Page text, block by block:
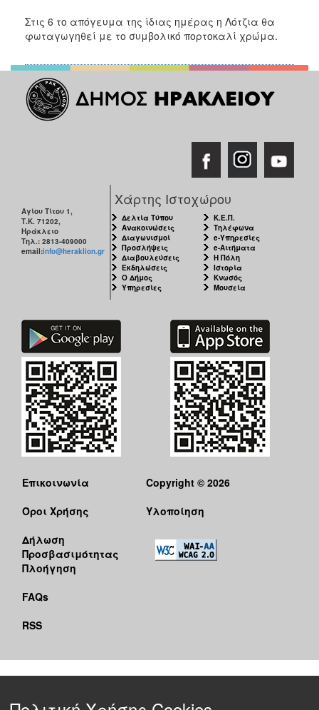
Στις 6 το απόγευμα της ίδιας ημέρας η Λότζια θα
φωταγωγηθεί με το συμβολικό πορτοκαλί χρώμα.
Αγίου Τίτου 1,
Τ.Κ. 71202,
Ηράκλειο
Τηλ.: 2813-409000
email:info@heraklion.gr
Χάρτης Ιστοχώρου
Δελτία Τύπου
Ανακοινώσεις
Διαγωνισμοί
Προσλήψεις
Διαβουλεύσεις
Εκδηλώσεις
Ο Δήμος
Υπηρεσίες
Κ.Ε.Π.
Τηλέφωνα
e-Υπηρεσίες
e-Αιτήματα
Η Πόλη
Ιστορία
Κνωσός
Μουσεία
Επικοινωνία
Όροι Χρήσης
Δήλωση
Προσβασιμότητας
Πλοήγηση
FAQs
RSS
Copyright © 2026
Υλοποίηση